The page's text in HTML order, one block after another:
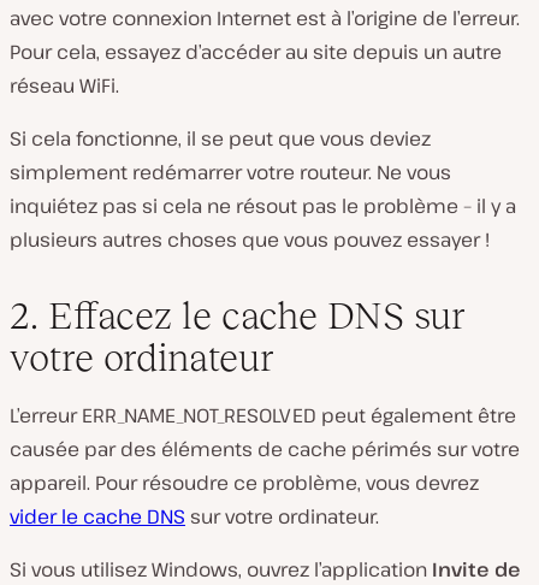
avec votre connexion Internet est à l’origine de l’erreur.
Pour cela, essayez d’accéder au site depuis un autre
réseau WiFi.
Si cela fonctionne, il se peut que vous deviez
simplement redémarrer votre routeur. Ne vous
inquiétez pas si cela ne résout pas le problème – il y a
plusieurs autres choses que vous pouvez essayer !
2. Effacez le cache DNS sur
votre ordinateur
L’erreur ERR_NAME_NOT_RESOLVED peut également être
causée par des éléments de cache périmés sur votre
appareil. Pour résoudre ce problème, vous devrez
vider le cache DNS sur votre ordinateur.
Si vous utilisez Windows, ouvrez l’application Invite de